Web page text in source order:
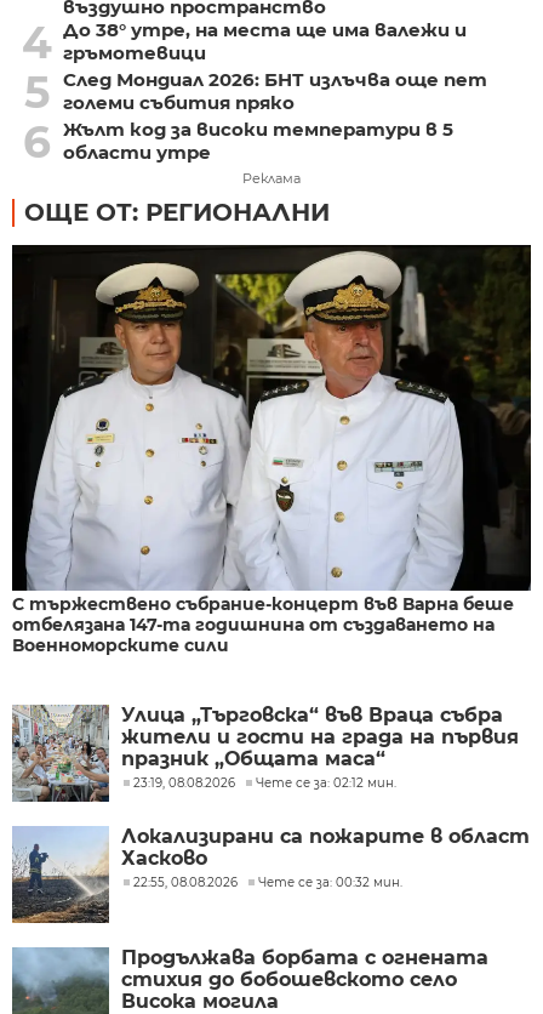
въздушно пространство
4 До 38° утре, на места ще има валежи и
гръмотевици
5 След Мондиал 2026: БНТ излъчва още пет
големи събития пряко
6 Жълт код за високи температури в 5
области утре
Реклама
ОЩЕ ОТ: РЕГИОНАЛНИ
С тържествено събрание-концерт във Варна беше
отбелязана 147-та годишнина от създаването на
Военноморските сили
Улица „Търговска“ във Враца събра
жители и гости на града на първия
празник „Общата маса“
23:19, 08.08.2026 Чете се за: 02:12 мин.
Локализирани са пожарите в област
Хасково
22:55, 08.08.2026 Чете се за: 00:32 мин.
Продължава борбата с огнената
стихия до бобошевското село
Висока могила